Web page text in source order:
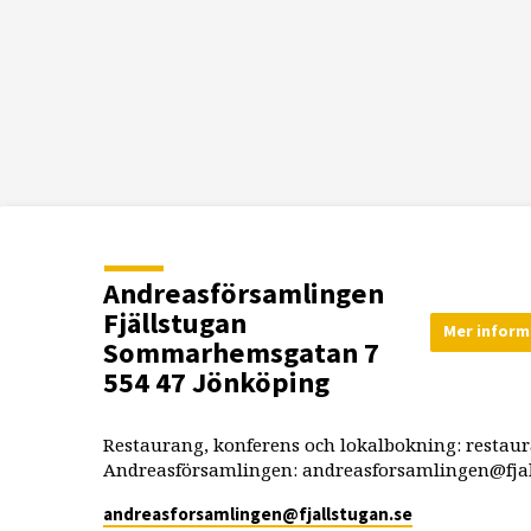
Andreasförsamlingen
Fjällstugan
Sommarhemsgatan 7
554 47 Jönköping
Mer
Restaurang, konferens och lokalbokning:
Andreasförsamlingen:
andreasforsamlingen​@fjallstugan.se